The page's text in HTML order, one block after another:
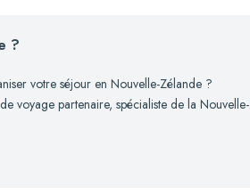
?
votre séjour en Nouvelle-Zélande ?
voyage partenaire, spécialiste de la